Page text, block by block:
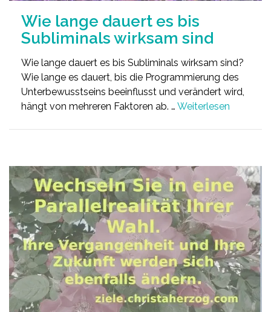
Wie lange dauert es bis
Subliminals wirksam sind
Wie lange dauert es bis Subliminals wirksam sind?
Wie lange es dauert, bis die Programmierung des
Unterbewusstseins beeinflusst und verändert wird,
hängt von mehreren Faktoren ab. … Weiterlesen